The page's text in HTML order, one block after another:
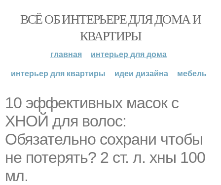
ВСЁ ОБ ИНТЕРЬЕРЕ ДЛЯ ДОМА И
КВАРТИРЫ
главная
интерьер для дома
интерьер для квартиры
идеи дизайна мебель
10 эффективных масок с
ХНОЙ для волос:
Обязательно сохрани чтобы
не потерять? 2 ст. л. хны 100
мл.